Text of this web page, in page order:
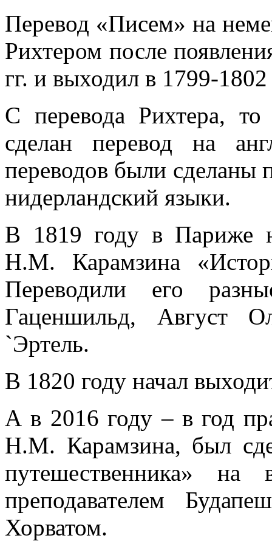
Перевод «Писем» на
Рихтером после
гг. и выходил в 1799-1802
С перевода Рихтера,
сделан перевод на
переводов были сделаны
нидерландский языки.
В 1819 году в Париже
H.M. Карамзина
Переводили его
Гаценшильд, Август
`Эртель.
В 1820 году начал
А в 2016 году – в год
Н.М. Карамзина, был
путешественника» на
преподавателем
Хорватом.